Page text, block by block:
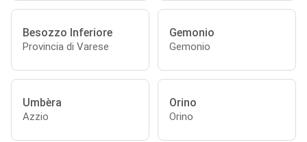
Besozzo Inferiore
Provincia di Varese
Gemonio
Gemonio
Umbèra
Azzio
Orino
Orino